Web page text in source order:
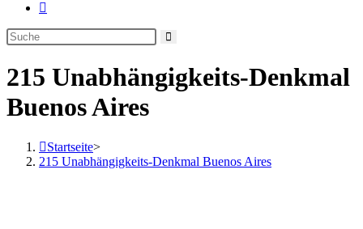
Website-
umschalten
215 Unabhängigkeits-Denkmal
Buenos Aires
Startseite>
215 Unabhängigkeits-Denkmal Buenos Aires